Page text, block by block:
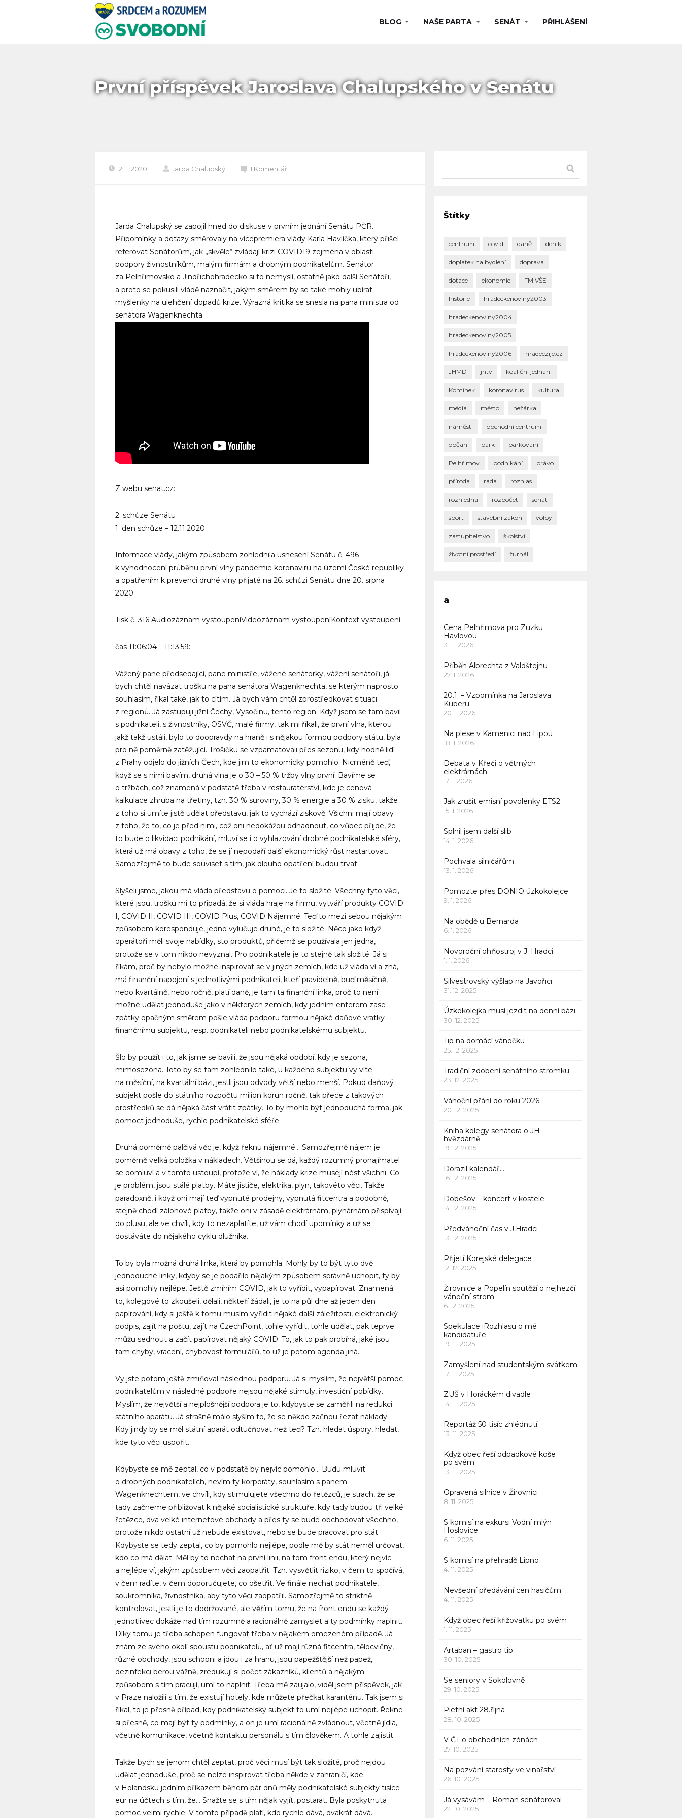
BLOG NAŠE PARTA SENÁT PŘIHLÁŠENÍ
První příspěvek Jaroslava Chalupského v Senátu
12.11. 2020 Jarda Chalupský 1 Komentář
Jarda Chalupský se zapojil hned do diskuse v prvním jednání Senátu PČR.
Připomínky a dotazy směrovaly na vícepremiera vlády Karla Havlíčka, který přišel
referovat Senátorům, jak „skvěle“ zvládají krizi COVID19 zejména v oblasti
podpory živnostníkům, malým firmám a drobným podnikatelům. Senátor
za Pelhřimovsko a Jindřichohradecko si to nemyslí, ostatně jako další Senátoři,
a proto se pokusili vládě naznačit, jakým směrem by se také mohly ubírat
myšlenky na ulehčení dopadů krize. Výrazná kritika se snesla na pana ministra od
senátora Wagenknechta.
Z webu senat.cz:
2. schůze Senátu
1. den schůze – 12.11.2020
Informace vlády, jakým způsobem zohlednila usnesení Senátu č. 496
k vyhodnocení průběhu první vlny pandemie koronaviru na území České republiky
a opatřením k prevenci druhé vlny přijaté na 26. schůzi Senátu dne 20. srpna
2020
Tisk č.316 Audiozáznam vystoupeníVideozáznam vystoupeníKontext vystoupení
čas 11:06:04 – 11:13:59:
Vážený pane předsedající, pane ministře, vážené senátorky, vážení senátoři, já
bych chtěl navázat trošku na pana senátora Wagenknechta, se kterým naprosto
souhlasím, říkal také, jak to cítím. Já bych vám chtěl zprostředkovat situaci
z regionů. Já zastupuji jižní Čechy, Vysočinu, tento region. Když jsem se tam bavil
s podnikateli, s živnostníky, OSVČ, malé firmy, tak mi říkali, že první vlna, kterou
jakž takž ustáli, bylo to doopravdy na hraně i s nějakou formou podpory státu, byla
pro ně poměrně zatěžující. Trošičku se vzpamatovali přes sezonu, kdy hodně lidí
z Prahy odjelo do jižních Čech, kde jim to ekonomicky pomohlo. Nicméně teď,
když se s nimi bavím, druhá vlna je o 30 – 50 % tržby vlny první. Bavíme se
o tržbách, což znamená v podstatě třeba v restauratérství, kde je cenová
kalkulace zhruba na třetiny, tzn. 30 % suroviny, 30 % energie a 30 % zisku, takže
z toho si umíte jistě udělat představu, jak to vychází ziskově. Všichni mají obavy
z toho, že to, co je před nimi, což oni nedokážou odhadnout, co vůbec přijde, že
to bude o likvidaci podnikání, mluví se i o vyhlazování drobné podnikatelské sféry,
která už má obavy z toho, že se jí nepodaří další ekonomický růst nastartovat.
Samozřejmě to bude souviset s tím, jak dlouho opatření budou trvat.
Slyšeli jsme, jakou má vláda představu o pomoci. Je to složité. Všechny tyto věci,
které jsou, trošku mi to připadá, že si vláda hraje na firmu, vytváří produkty COVID
I, COVID II, COVID III, COVID Plus, COVID Nájemné. Teď to mezi sebou nějakým
způsobem koresponduje, jedno vylučuje druhé, je to složité. Něco jako když
operátoři měli svoje nabídky, sto produktů, přičemž se používala jen jedna,
protože se v tom nikdo nevyznal. Pro podnikatele je to stejně tak složité. Já si
říkám, proč by nebylo možné inspirovat se v jiných zemích, kde už vláda ví a zná,
má finanční napojení s jednotlivými podnikateli, kteří pravidelně, buď měsíčně,
nebo kvartálně, nebo ročně, platí daně, je tam ta finanční linka, proč to není
možné udělat jednoduše jako v některých zemích, kdy jedním enterem zase
zpátky opačným směrem pošle vláda podporu formou nějaké daňové vratky
finančnímu subjektu, resp. podnikateli nebo podnikatelskému subjektu.
Šlo by použít i to, jak jsme se bavili, že jsou nějaká období, kdy je sezona,
mimosezona. Toto by se tam zohlednilo také, u každého subjektu vy víte
na měsíční, na kvartální bázi, jestli jsou odvody větší nebo menší. Pokud daňový
subjekt pošle do státního rozpočtu milion korun ročně, tak přece z takových
prostředků se dá nějaká část vrátit zpátky. To by mohla být jednoduchá forma, jak
pomoct jednoduše, rychle podnikatelské sféře.
Druhá poměrně palčivá věc je, když řeknu nájemné… Samozřejmě nájem je
poměrně velká položka v nákladech. Většinou se dá, každý rozumný pronajímatel
se domluví a v tomto ustoupí, protože ví, že náklady krize musejí nést všichni. Co
je problém, jsou stálé platby. Máte jističe, elektrika, plyn, takovéto věci. Takže
paradoxně, i když oni mají teď vypnuté prodejny, vypnutá fitcentra a podobně,
stejně chodí zálohové platby, takže oni v zásadě elektrárnám, plynárnám přispívají
do plusu, ale ve chvíli, kdy to nezaplatíte, už vám chodí upomínky a už se
dostáváte do nějakého cyklu dlužníka.
To by byla možná druhá linka, která by pomohla. Mohly by to být tyto dvě
jednoduché linky, kdyby se je podařilo nějakým způsobem správně uchopit, ty by
asi pomohly nejlépe. Ještě zmíním COVID, jak to vyřídit, vypapírovat. Znamená
to, kolegové to zkoušeli, dělali, někteří žádali, je to na půl dne až jeden den
papírování, kdy si ještě k tomu musím vyřídit nějaké další záležitosti, elektronický
podpis, zajít na poštu, zajít na CzechPoint, tohle vyřídit, tohle udělat, pak teprve
můžu sednout a začít papírovat nějaký COVID. To, jak to pak probíhá, jaké jsou
tam chyby, vracení, chybovost formulářů, to už je potom agenda jiná.
Vy jste potom ještě zmiňoval následnou podporu. Já si myslím, že největší pomoc
podnikatelům v následné podpoře nejsou nějaké stimuly, investiční pobídky.
Myslím, že největší a nejplošnější podpora je to, kdybyste se zaměřili na redukci
státního aparátu. Já strašně málo slyším to, že se někde začnou řezat náklady.
Kdy jindy by se měl státní aparát odtučňovat než teď? Tzn. hledat úspory, hledat,
kde tyto věci uspořit.
Kdybyste se mě zeptal, co v podstatě by nejvíc pomohlo… Budu mluvit
o drobných podnikatelích, nevím ty korporáty, souhlasím s panem
Wagenknechtem, ve chvíli, kdy stimulujete všechno do řetězců, je strach, že se
tady začneme přibližovat k nějaké socialistické struktuře, kdy tady budou tři velké
řetězce, dva velké internetové obchody a přes ty se bude obchodovat všechno,
protože nikdo ostatní už nebude existovat, nebo se bude pracovat pro stát.
Kdybyste se tedy zeptal, co by pomohlo nejlépe, podle mě by stát neměl určovat,
kdo co má dělat. Měl by to nechat na první linii, na tom front endu, který nejvíc
a nejlépe ví, jakým způsobem věci zaopatřit. Tzn. vysvětlit riziko, v čem to spočívá,
v čem radíte, v čem doporučujete, co ošetřit. Ve finále nechat podnikatele,
soukromníka, živnostníka, aby tyto věci zaopatřil. Samozřejmě to striktně
kontrolovat, jestli je to dodržované, ale věřím tomu, že na front endu se každý
jednotlivec dokáže nad tím rozumně a racionálně zamyslet a ty podmínky naplnit.
Díky tomu je třeba schopen fungovat třeba v nějakém omezeném případě. Já
znám ze svého okolí spoustu podnikatelů, ať už mají různá fitcentra, tělocvičny,
různé obchody, jsou schopni a jdou i za hranu, jsou papežštější než papež,
dezinfekci berou vážně, zredukují si počet zákazníků, klientů a nějakým
způsobem s tím pracují, umí to naplnit. Třeba mě zaujalo, viděl jsem příspěvek, jak
v Praze naložili s tím, že existují hotely, kde můžete přečkat karanténu. Tak jsem si
říkal, to je přesně případ, kdy podnikatelský subjekt to umí nejlépe uchopit. Řekne
si přesně, co mají být ty podmínky, a on je umí racionálně zvládnout, včetně jídla,
včetně komunikace, včetně kontaktu personálu s tím člověkem. A tohle zajistit.
Takže bych se jenom chtěl zeptat, proč věci musí být tak složité, proč nejdou
udělat jednoduše, proč se nelze inspirovat třeba někde v zahraničí, kde
v Holandsku jedním příkazem během pár dnů měly podnikatelské subjekty tisíce
eur na účtech s tím, že… Snažte se s tím nějak vyjít, postarat. Byla poskytnuta
pomoc velmi rychle. V tomto případě platí, kdo rychle dává, dvakrát dává.
Štítky
centrum covid daně deník
doplatek na bydlení doprava
dotace ekonomie FM VŠE
historie hradeckenoviny2003
hradeckenoviny2004
hradeckenoviny2005
hradeckenoviny2006 hradeczije.cz
JHMD jhtv koaliční jednání
Komínek koronavirus kultura
média město nežárka
náměstí obchodní centrum
občan park parkování
Pelhřimov podnikání právo
příroda rada rozhlas
rozhledna rozpočet senát
sport stavební zákon volby
zastupitelstvo školství
životní prostředí žurnál
a
Cena Pelhřimova pro Zuzku
Havlovou
31. 1. 2026
Příběh Albrechta z Valdštejnu
27. 1. 2026
20.1. – Vzpomínka na Jaroslava
Kuberu
20. 1. 2026
Na plese v Kamenici nad Lipou
18. 1. 2026
Debata v Křeči o větrných
elektrárnách
17. 1. 2026
Jak zrušit emisní povolenky ETS2
15. 1. 2026
Splnil jsem další slib
14. 1. 2026
Pochvala silničářům
13. 1. 2026
Pomozte přes DONIO úzkokolejce
9. 1. 2026
Na obědě u Bernarda
6. 1. 2026
Novoroční ohňostroj v J. Hradci
1. 1. 2026
Silvestrovský výšlap na Javořici
31. 12. 2025
Úzkokolejka musí jezdit na denní bázi
30. 12. 2025
Tip na domácí vánočku
25. 12. 2025
Tradiční zdobení senátního stromku
23. 12. 2025
Vánoční přání do roku 2026
20. 12. 2025
Kniha kolegy senátora o JH
hvězdárně
19. 12. 2025
Dorazil kalendář…
16. 12. 2025
Dobešov – koncert v kostele
14. 12. 2025
Předvánoční čas v J.Hradci
13. 12. 2025
Přijetí Korejské delegace
12. 12. 2025
Žirovnice a Popelín soutěží o nejhezčí
vánoční strom
6. 12. 2025
Spekulace iRozhlasu o mé
kandidatuře
19. 11. 2025
Zamyšlení nad studentským svátkem
17. 11. 2025
ZUŠ v Horáckém divadle
14. 11. 2025
Reportáž 50 tisíc zhlédnutí
13. 11. 2025
Když obec řeší odpadkové koše
po svém
13. 11. 2025
Opravená silnice v Žirovnici
8. 11. 2025
S komisí na exkursi Vodní mlýn
Hoslovice
6. 11. 2025
S komisí na přehradě Lipno
4. 11. 2025
Nevšední předávání cen hasičům
4. 11. 2025
Když obec řeší křižovatku po svém
1. 11. 2025
Artaban – gastro tip
30. 10. 2025
Se seniory v Sokolovně
29. 10. 2025
Pietní akt 28.října
28. 10. 2025
V ČT o obchodních zónách
27. 10. 2025
Na pozvání starosty ve vinařství
26. 10. 2025
Já vysávám – Roman senátoroval
22. 10. 2025